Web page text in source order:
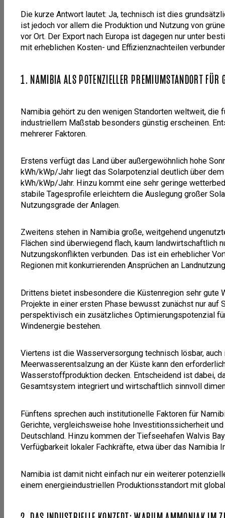
Die kurze Antwort lautet: Ja, technisch ist dies
ist jedoch vor allem die Produktion und Nutzung von
vor Ort. Der Export nach Europa ist dagegen nur unter
mit erheblichen Kosten- und Effizienznachteilen
1. NAMIBIA ALS POTENZIELLER PREMIUMSTANDORT FÜR
Namibia gehört zu den wenigen Standorten weltweit, die
industriellem Maßstab besonders günstig erscheinen.
mehrerer Faktoren.
Erstens verfügt das Land über außergewöhnlich hohe
kWh/kWp/Jahr liegt das Solarpotenzial deutlich über
kWh/kWp/Jahr. Hinzu kommt eine sehr geringe
stabile Tagesprofile erleichtern die Auslegung großer
Nutzungsgrade der Anlagen.
Zweitens stehen in Namibia große, weitgehend
Flächen sind überwiegend flach, kaum landwirtschaftlich
Nutzungskonflikten verbunden. Das ist ein erheblicher
Regionen mit konkurrierenden Ansprüchen an
Drittens bietet insbesondere die Küstenregion sehr gute
Projekte in einer ersten Phase bewusst zunächst nur auf
perspektivisch ein zusätzliches Optimierungspotenzial
Windenergie bestehen.
Viertens ist die Wasserversorgung technisch lösbar, auch
Meerwasserentsalzung an der Küste kann den
Wasserstoffproduktion decken. Entscheidend ist dabei,
Gesamtsystem integriert und wirtschaftlich sinnvoll
Fünftens sprechen auch institutionelle Faktoren für
Gerichte, vergleichsweise hohe Investitionssicherheit
Deutschland. Hinzu kommen der Tiefseehafen Walvis
Verfügbarkeit lokaler Fachkräfte, etwa über das Namibia
Namibia ist damit nicht einfach nur ein weiterer
einem energieindustriellen Produktionsstandort mit